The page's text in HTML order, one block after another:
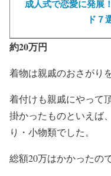
成人式で恋愛に発展
ド７
約20万円
着物は親戚のおさがり
着付けも親戚にやって
掛かったものといえば
り・小物類でした。
総額20万はかかったの